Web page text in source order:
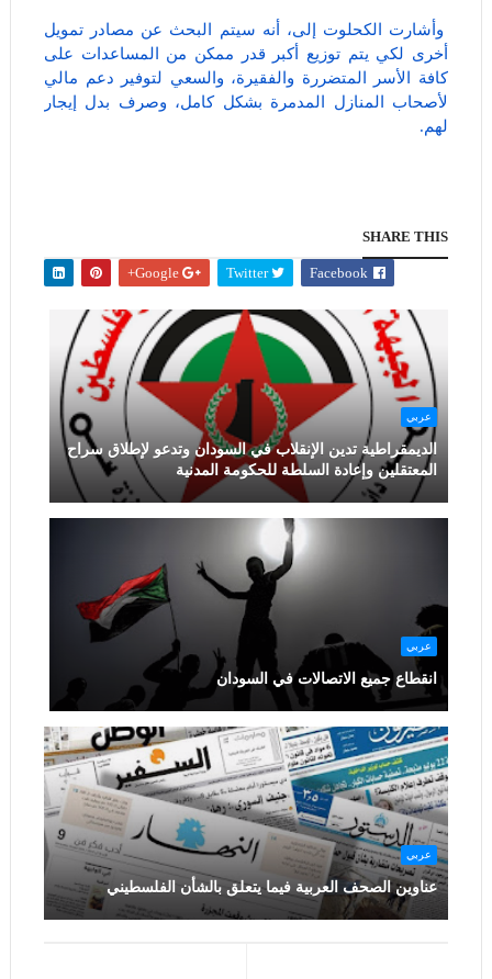
وأشارت الكحلوت إلى، أنه سيتم البحث عن مصادر تمويل
أخرى لكي يتم توزيع أكبر قدر ممكن من المساعدات على
كافة الأسر المتضررة والفقيرة، والسعي لتوفير دعم مالي
لأصحاب المنازل المدمرة بشكل كامل، وصرف بدل إيجار
لهم.
SHARE THIS
Facebook
Twitter
Google+
عربي
الديمقراطية تدين الإنقلاب في السودان وتدعو لإطلاق سراح
المعتقلين وإعادة السلطة للحكومة المدنية
عربي
انقطاع جميع الاتصالات في السودان
عربي
عناوين الصحف العربية فيما يتعلق بالشأن الفلسطيني